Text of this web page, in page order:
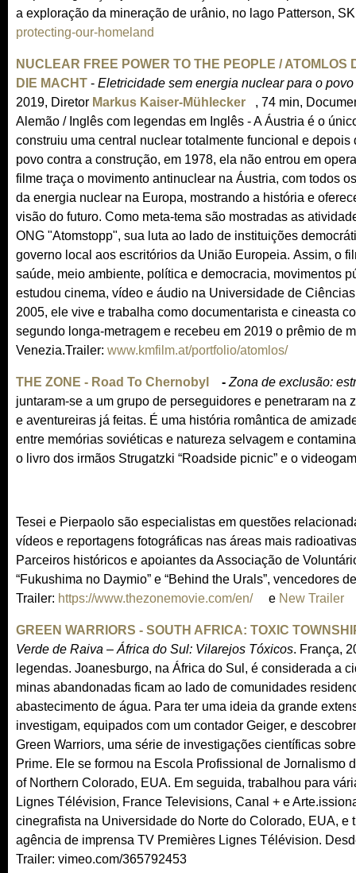
a exploração da mineração de urânio, no lago Patterson,
protecting-our-homeland
i
n
k
i
s
e
x
t
e
r
n
a
l
)
NUCLEAR FREE POWER TO THE PEOPLE / ATOMLOS
DIE MACHT - Eletricidade sem energia nuclear para o povo
2019, Diretor Markus Kaiser-Mühlecker
l
i
n
k
i
s
e
x
t
e
r
n
a
)
, 74 min,
Alemão / Inglês com legendas em Inglês - A Áustria é o
construiu uma central nuclear totalmente funcional e depois
povo contra a construção, em 1978, ela não entrou em
filme traça o movimento antinuclear na Áustria, com todos
da energia nuclear na Europa, mostrando a história e
visão do futuro. Como meta-tema são mostradas as
ONG "Atomstopp", sua luta ao lado de instituições
governo local aos escritórios da União Europeia. Assim, o
saúde, meio ambiente, política e democracia, movimentos
estudou cinema, vídeo e áudio na Universidade de
2005, ele vive e trabalha como documentarista e cineasta
segundo longa-metragem e recebeu em 2019 o prêmio de
Venezia.Trailer: www.kmfilm.at/portfolio/atomlos/(
i
n
k
i
s
t
e
r
n
a
)
THE ZONE - Road To Chernobyl
l
i
n
k
e
a
l
)
- Zona de exclusão:
juntaram-se a um grupo de perseguidores e penetraram
e aventureiras já feitas. É uma história romântica de
entre memórias soviéticas e natureza selvagem e
o livro dos irmãos Strugatzki “Roadside picnic” e o
Tesei e Pierpaolo são especialistas em questões
vídeos e reportagens fotográficas nas áreas mais
Parceiros históricos e apoiantes da Associação de
“Fukushima no Daymio” e “Behind the Urals”, vencedores
Trailer: https://www.thezonemovie.com/en/
n
k
i
s
e
x
t
e
r
n
a
e New Trailer
i
n
k
i
s
e
x
t
e
r
n
a
GREEN WARRIORS - SOUTH AFRICA: TOXIC
Verde de Raiva – África do Sul: Vilarejos Tóxicos. França,
legendas. Joanesburgo, na África do Sul, é considerada a
minas abandonadas ficam ao lado de comunidades
abastecimento de água. Para ter uma ideia da grande
investigam, equipados com um contador Geiger, e
Green Warriors, uma série de investigações científicas
Prime. Ele se formou na Escola Profissional de Jornalismo
of Northern Colorado, EUA. Em seguida, trabalhou para
Lignes Télévision, France Televisions, Canal + e
cinegrafista na Universidade do Norte do Colorado, EUA,
agência de imprensa TV Premières Lignes Télévision.
Trailer: vimeo.com/365792453